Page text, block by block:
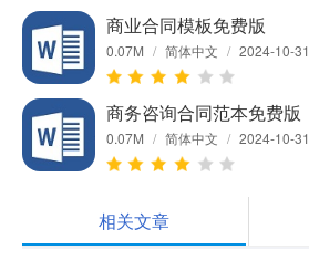
商业合同模板免费版
0.07M / 简体中文 / 2024-10-31
商务咨询合同范本免费版
0.07M / 简体中文 / 2024-10-31
相关文章